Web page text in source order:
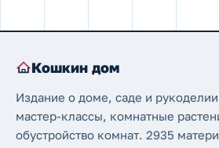
Кошкин дом
Издание о доме, саде и
мастер-классы, комнатные
обустройство комнат. 2935